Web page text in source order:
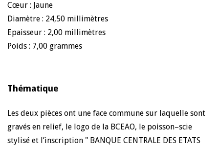
Cœur : Jaune
Diamètre : 24,50 millimètres
Epaisseur : 2,00 millimètres
Poids : 7,00 grammes
Thématique
Les deux pièces ont une face commune sur laquelle sont
gravés en relief, le logo de la BCEAO, le poisson–scie
stylisé et l’inscription " BANQUE CENTRALE DES ETATS